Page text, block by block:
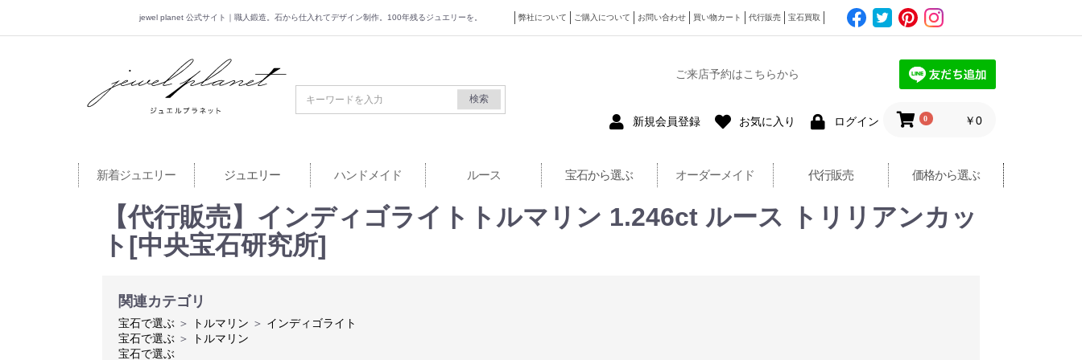
jewel planet 公式サイト｜職人鍛造。石から仕入れてデザイン制作。100年残るジュエリーを。 弊社について ご購入について お問い合わせ 買い物カート 代行販売 宝石買取
jewel planet 公式サイト
検索
ご来店予約はこちらから
新規会員登録 お気に入り ログイン 0 ￥0
新着ジュエリー ジュエリー ハンドメイド ルース 宝石から選ぶ オーダーメイド 代行販売 価格から選ぶ
【代行販売】インディゴライトトルマリン 1.246ct ルース トリリアンカッ
ト[中央宝石研究所]
関連カテゴリ
宝石で選ぶ ＞ トルマリン ＞ インディゴライト
宝石で選ぶ ＞
トルマリン
宝石で選ぶ